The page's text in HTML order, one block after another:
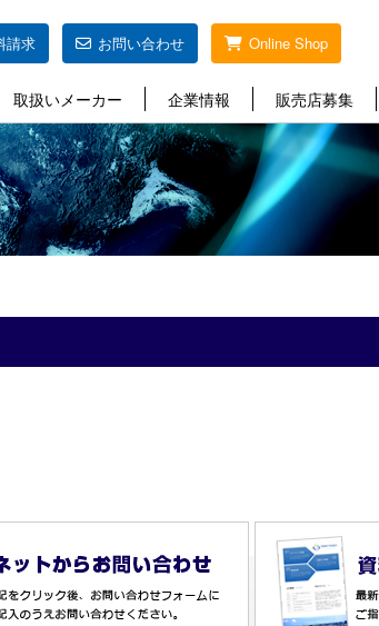
請求 お問い合わせ Online Shop
取扱いメーカー 企業情報 販売店募集